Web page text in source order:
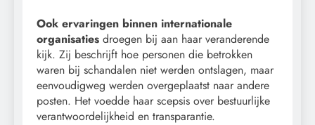
Ook ervaringen binnen internationale
organisaties droegen bij aan haar veranderende
kijk. Zij beschrijft hoe personen die betrokken
waren bij schandalen niet werden ontslagen, maar
eenvoudigweg werden overgeplaatst naar andere
posten. Het voedde haar scepsis over bestuurlijke
verantwoordelijkheid en transparantie.